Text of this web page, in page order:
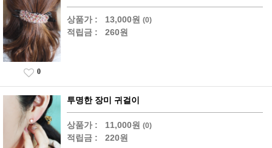
상품가 : 13,000원 (0)
적립금 : 260원
0
투명한 장미 귀걸이
상품가 : 11,000원 (0)
적립금 : 220원